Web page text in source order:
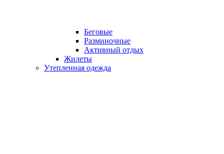
Беговые
Разминочные
Активный отдых
Жилеты
Утепленная одежда